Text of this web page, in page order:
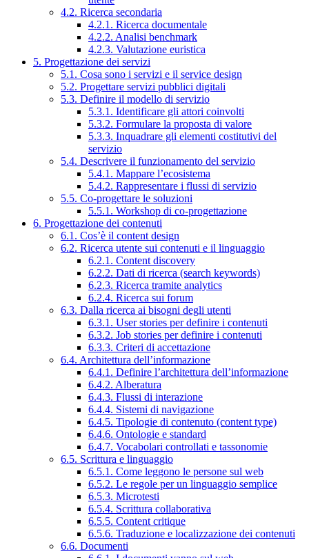
4.2. Ricerca secondaria
4.2.1. Ricerca documentale
4.2.2. Analisi benchmark
4.2.3. Valutazione euristica
5. Progettazione dei servizi
5.1. Cosa sono i servizi e il service design
5.2. Progettare servizi pubblici digitali
5.3. Definire il modello di servizio
5.3.1. Identificare gli attori coinvolti
5.3.2. Formulare la proposta di valore
5.3.3. Inquadrare gli elementi costitutivi del
servizio
5.4. Descrivere il funzionamento del servizio
5.4.1. Mappare l’ecosistema
5.4.2. Rappresentare i flussi di servizio
5.5. Co-progettare le soluzioni
5.5.1. Workshop di co-progettazione
6. Progettazione dei contenuti
6.1. Cos’è il content design
6.2. Ricerca utente sui contenuti e il linguaggio
6.2.1. Content discovery
6.2.2. Dati di ricerca (search keywords)
6.2.3. Ricerca tramite analytics
6.2.4. Ricerca sui forum
6.3. Dalla ricerca ai bisogni degli utenti
6.3.1. User stories per definire i contenuti
6.3.2. Job stories per definire i contenuti
6.3.3. Criteri di accettazione
6.4. Architettura dell’informazione
6.4.1. Definire l’architettura dell’informazione
6.4.2. Alberatura
6.4.3. Flussi di interazione
6.4.4. Sistemi di navigazione
6.4.5. Tipologie di contenuto (content type)
6.4.6. Ontologie e standard
6.4.7. Vocabolari controllati e tassonomie
6.5. Scrittura e linguaggio
6.5.1. Come leggono le persone sul web
6.5.2. Le regole per un linguaggio semplice
6.5.3. Microtesti
6.5.4. Scrittura collaborativa
6.5.5. Content critique
6.5.6. Traduzione e localizzazione dei contenuti
6.6. Documenti